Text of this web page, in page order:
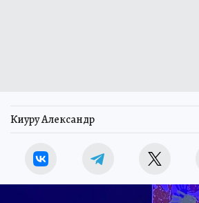
Киуру Александр